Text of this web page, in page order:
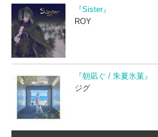
『Sister』
ROY
『朝凪ぐ / 朱夏氷菓』
ジグ